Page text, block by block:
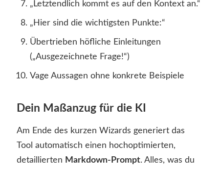
„Letztendlich kommt es auf den Kontext an.“
„Hier sind die wichtigsten Punkte:“
Übertrieben höfliche Einleitungen
(„Ausgezeichnete Frage!“)
Vage Aussagen ohne konkrete Beispiele
Dein Maßanzug für die KI
Am Ende des kurzen Wizards generiert das
Tool automatisch einen hochoptimierten,
detaillierten Markdown-Prompt. Alles, was du